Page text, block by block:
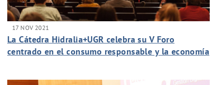
17 NOV 2021
La Cátedra Hidralia+UGR celebra su V Foro
centrado en el consumo responsable y la economía